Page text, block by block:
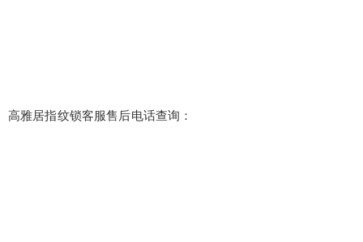
高雅居指纹锁客服售后电话查询：